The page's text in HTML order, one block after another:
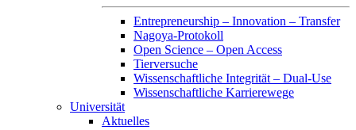
Entrepreneurship – Innovation – Transfer
Nagoya-Protokoll
Open Science – Open Access
Tierversuche
Wissenschaftliche Integrität – Dual-Use
Wissenschaftliche Karrierewege
Universität
Aktuelles